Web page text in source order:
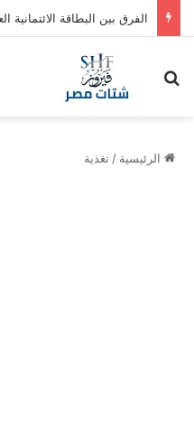
الفرق بين البطاقة الائتمانية
بحث عن
الرئيسية / تغذية